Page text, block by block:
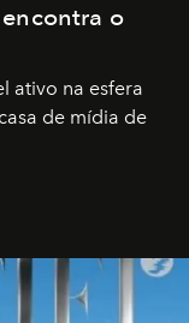
o
ativo na esfera
de mídia de